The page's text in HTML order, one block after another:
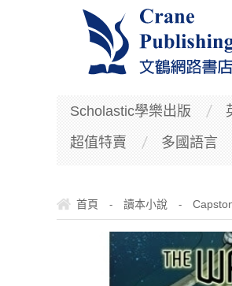
Scholastic學樂出版
超值特賣
多國語言
首頁 - 讀本小說 -